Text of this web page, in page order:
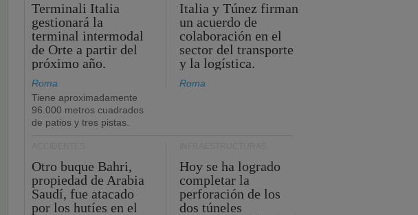
Terminali Italia
gestionará la
terminal intermodal
de Orte a partir del
próximo año.
Roma
Tiene aproximadamente
96.000 metros cuadrados
de patios y tres pistas.
Italia y Túnez firman
un acuerdo de
colaboración en el
sector del transporte
y la logística.
Roma
Otro buque Bahri,
propiedad de Arabia
Saudí, fue atacado
por los hutíes en el
Hoy se ha logrado
completar la
perforación de los
dos túneles